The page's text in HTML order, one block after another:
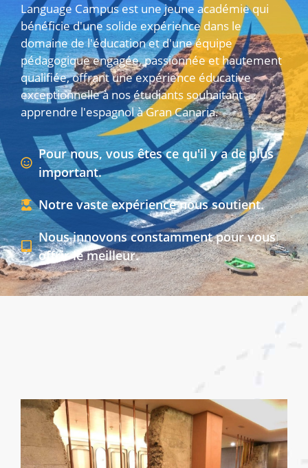
Language Campus est une jeune académie qui
bénéficie d'une solide expérience dans le
domaine de l'éducation et d'une équipe
pédagogique engagée, passionnée et hautement
qualifiée, offrant une expérience éducative
exceptionnelle à nos étudiants souhaitant
apprendre l'espagnol à Gran Canaria.
Pour nous, vous êtes ce qu'il y a de plus
important.
Notre vaste expérience nous soutient.
Nous innovons constamment pour vous
offrir le meilleur.